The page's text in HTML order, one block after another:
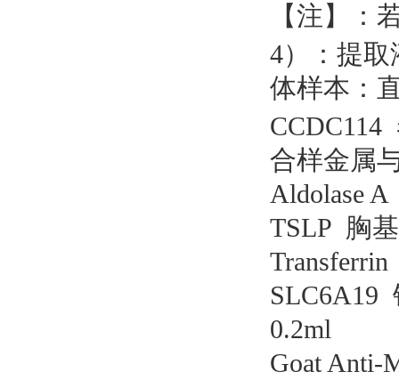
【注】：
4）：提取
体样本：
合样金属
Aldolase
TSLP 胸
SLC6A19
0.2ml
Goat Anti-